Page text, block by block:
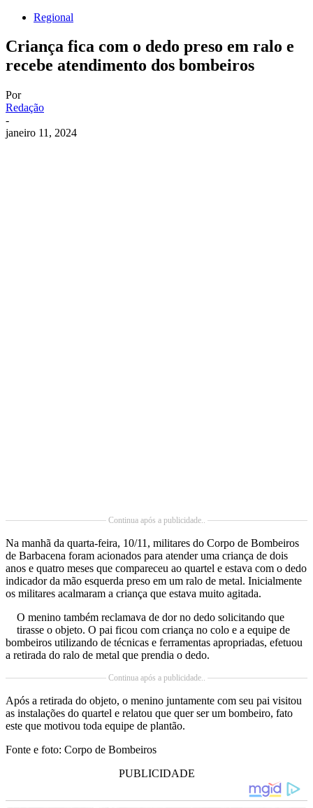
Regional
Criança fica com o dedo preso em ralo e
recebe atendimento dos bombeiros
Por
Redação
-
janeiro 11, 2024
Continua após a publicidade..
Na manhã da quarta-feira, 10/11, militares do Corpo de Bombeiros
de Barbacena foram acionados para atender uma criança de dois
anos e quatro meses que compareceu ao quartel e estava com o dedo
indicador da mão esquerda preso em um ralo de metal. Inicialmente
os militares acalmaram a criança que estava muito agitada.
O menino também reclamava de dor no dedo solicitando que
tirasse o objeto. O pai ficou com criança no colo e a equipe de
bombeiros utilizando de técnicas e ferramentas apropriadas, efetuou
a retirada do ralo de metal que prendia o dedo.
Continua após a publicidade..
Após a retirada do objeto, o menino juntamente com seu pai visitou
as instalações do quartel e relatou que quer ser um bombeiro, fato
este que motivou toda equipe de plantão.
Fonte e foto: Corpo de Bombeiros
PUBLICIDADE